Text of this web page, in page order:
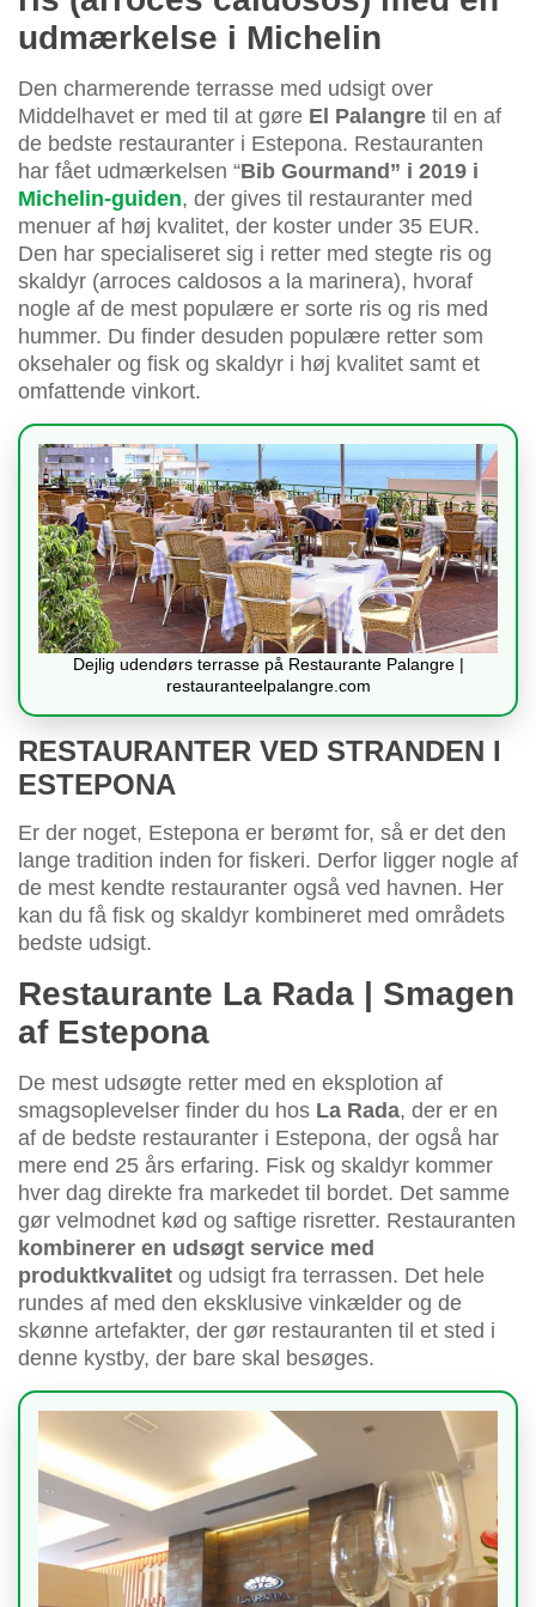
udmærkelse i Michelin
Den charmerende terrasse med udsigt over
Middelhavet er med til at gøre El Palangre til en af
de bedste restauranter i Estepona. Restauranten
har fået udmærkelsen “Bib Gourmand” i 2019 i
Michelin-guiden, der gives til restauranter med
menuer af høj kvalitet, der koster under 35 EUR.
Den har specialiseret sig i retter med stegte ris og
skaldyr (arroces caldosos a la marinera), hvoraf
nogle af de mest populære er sorte ris og ris med
hummer. Du finder desuden populære retter som
oksehaler og fisk og skaldyr i høj kvalitet samt et
omfattende vinkort.
Dejlig udendørs terrasse på Restaurante Palangre |
restauranteelpalangre.com
RESTAURANTER VED STRANDEN I
ESTEPONA
Er der noget, Estepona er berømt for, så er det den
lange tradition inden for fiskeri. Derfor ligger nogle af
de mest kendte restauranter også ved havnen. Her
kan du få fisk og skaldyr kombineret med områdets
bedste udsigt.
Restaurante La Rada | Smagen
af Estepona
De mest udsøgte retter med en eksplotion af
smagsoplevelser finder du hos La Rada, der er en
af de bedste restauranter i Estepona, der også har
mere end 25 års erfaring. Fisk og skaldyr kommer
hver dag direkte fra markedet til bordet. Det samme
gør velmodnet kød og saftige risretter. Restauranten
kombinerer en udsøgt service med
produktkvalitet og udsigt fra terrassen. Det hele
rundes af med den eksklusive vinkælder og de
skønne artefakter, der gør restauranten til et sted i
denne kystby, der bare skal besøges.